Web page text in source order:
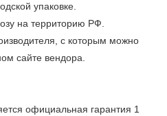
упаковке.
на территорию РФ.
с которым можно
сайте вендора.
официальная гарантия 1